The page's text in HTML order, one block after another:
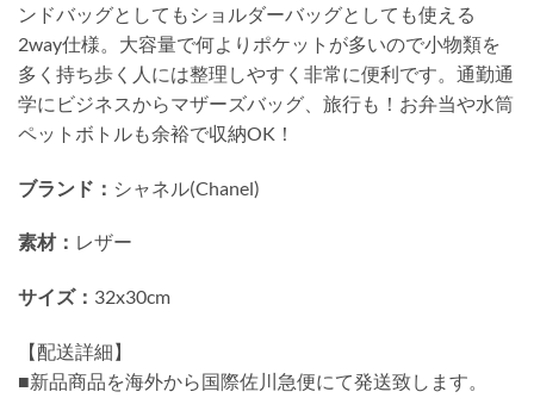
ンドバッグとしてもショルダーバッグとしても使える
2way仕様。大容量で何よりポケットが多いので小物類を
多く持ち歩く人には整理しやすく非常に便利です。通勤通
学にビジネスからマザーズバッグ、旅行も！お弁当や水筒
ペットボトルも余裕で収納OK！
ブランド： シャネル(Chanel)
素材： レザー
サイズ： 32x30cm
【配送詳細】
■新品商品を海外から国際佐川急便にて発送致します。